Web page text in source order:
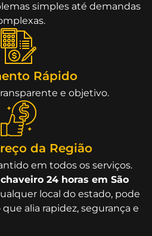
simples até demandas
Rápido
e objetivo.
da Região
em todos os serviços.
chaveiro 24 horas em São
local do estado, pode
alia rapidez, segurança e